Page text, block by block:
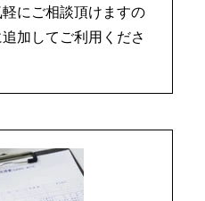
にご相談頂けますの
加してご利用くださ